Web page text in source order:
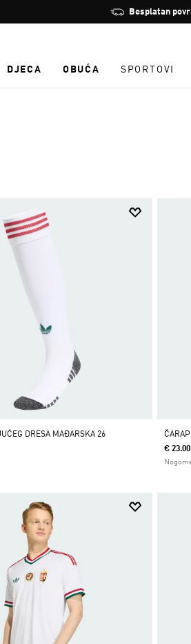
Zaustavi
rotaciju
Besplatan
DJECA OBUĆA SPORTOVI
DRESA MAĐARSKA 26
€ 23.00